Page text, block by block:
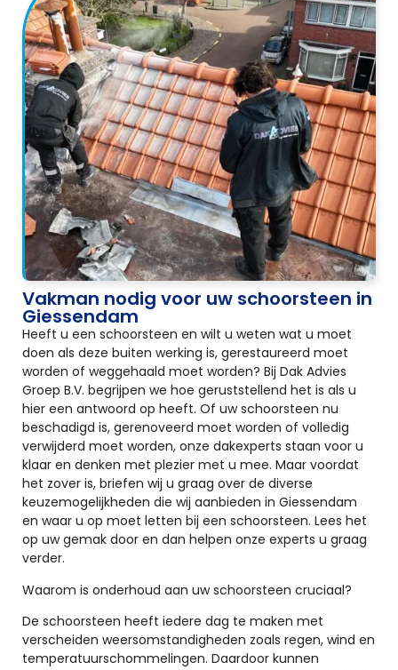
Vakman nodig voor uw schoorsteen in
Giessendam
Heeft u een schoorsteen en wilt u weten wat u moet
doen als deze buiten werking is, gerestaureerd moet
worden of weggehaald moet worden? Bij Dak Advies
Groep B.V. begrijpen we hoe geruststellend het is als u
hier een antwoord op heeft. Of uw schoorsteen nu
beschadigd is, gerenoveerd moet worden of volledig
verwijderd moet worden, onze dakexperts staan voor u
klaar en denken met plezier met u mee. Maar voordat
het zover is, briefen wij u graag over de diverse
keuzemogelijkheden die wij aanbieden in Giessendam
en waar u op moet letten bij een schoorsteen. Lees het
op uw gemak door en dan helpen onze experts u graag
verder.
Waarom is onderhoud aan uw schoorsteen cruciaal?
De schoorsteen heeft iedere dag te maken met
verscheiden weersomstandigheden zoals regen, wind en
temperatuurschommelingen. Daardoor kunnen